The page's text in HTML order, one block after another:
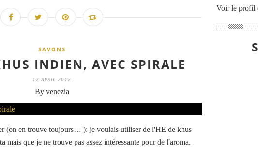
SAVONS
INDIEN, AVEC SPIRALE
12 AVRIL 2012
By venezia
(on en trouve toujours… ): je voulais utiliser de l'HE de khus
mais que je ne trouve pas assez intéressante pour de l'aroma.
Voir le profil